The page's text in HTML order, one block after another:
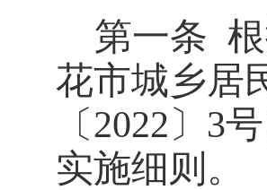
第一条
花市城乡居
〔2022 〕 3
实施细则。